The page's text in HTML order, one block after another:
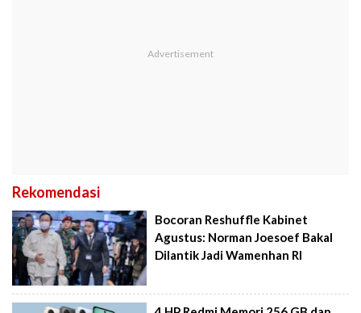
Rekomendasi
Bocoran Reshuffle Kabinet
Agustus: Norman Joesoef Bakal
Dilantik Jadi Wamenhan RI